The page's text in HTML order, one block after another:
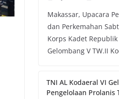
Makassar, Upacara
dan Perkemahan
Korps Kadet
Gelombang V TW.II
TNI AL Kodaeral VI
Pengelolaan Prolanis